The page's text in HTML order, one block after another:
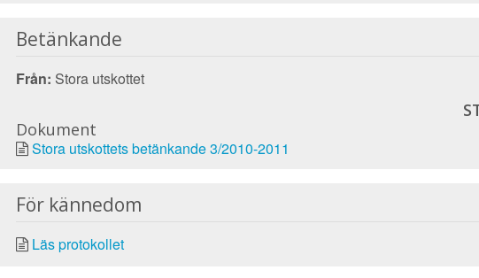
Betänkande
Från: Stora utskottet
Dokument
Stora utskottets betänkande 3/2010-2011
För kännedom
Läs protokollet